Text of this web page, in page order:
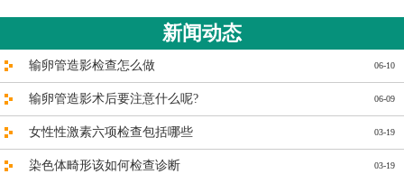
新闻动态
06-10
输卵管造影检查怎么做
06-09
输卵管造影术后要注意什么呢?
03-19
女性性激素六项检查包括哪些
03-19
染色体畸形该如何检查诊断